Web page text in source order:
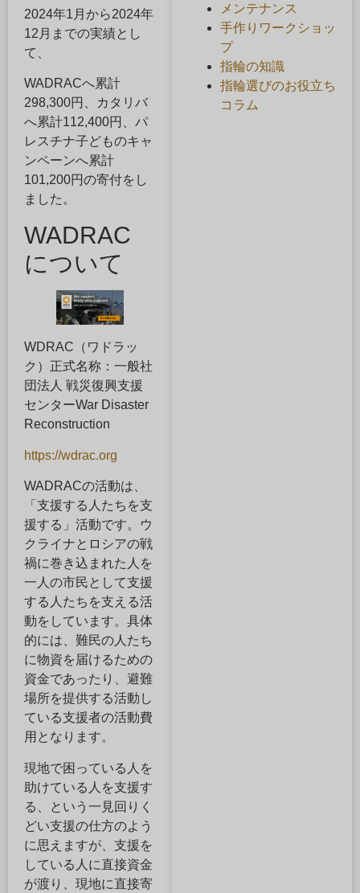
2024年1月から2024年
12月までの実績とし
て、
WADRACへ累計
298,300円、カタリバ
へ累計112,400円、パ
レスチナ子どものキャ
ンペーンへ累計
101,200円の寄付をし
ました。
WADRAC
について
WDRAC（ワドラッ
ク）正式名称：一般社
団法人 戦災復興支援
センターWar Disaster
Reconstruction
https://wdrac.org
WADRACの活動は、
「支援する人たちを支
援する」活動です。ウ
クライナとロシアの戦
禍に巻き込まれた人を
一人の市民として支援
する人たちを支える活
動をしています。具体
的には、難民の人たち
に物資を届けるための
資金であったり、避難
場所を提供する活動し
ている支援者の活動費
用となります。
現地で困っている人を
助けている人を支援す
る、という一見回りく
どい支援の仕方のよう
に思えますが、支援を
している人に直接資金
が渡り、現地に直接寄
メンテナンス
手作りワークショッ
プ
指輪の知識
指輪選びのお役立ち
コラム